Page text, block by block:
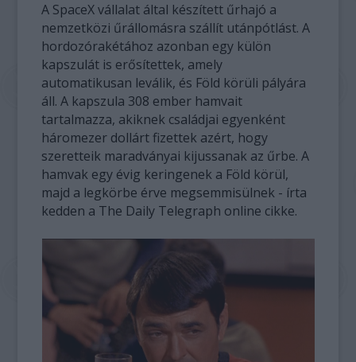
A SpaceX vállalat által készített űrhajó a
nemzetközi űrállomásra szállít utánpótlást. A
hordozórakétához azonban egy külön
kapszulát is erősítettek, amely
automatikusan leválik, és Föld körüli pályára
áll. A kapszula 308 ember hamvait
tartalmazza, akiknek családjai egyenként
háromezer dollárt fizettek azért, hogy
szeretteik maradványai kijussanak az űrbe. A
hamvak egy évig keringenek a Föld körül,
majd a legkörbe érve megsemmisülnek - írta
kedden a The Daily Telegraph online cikke.